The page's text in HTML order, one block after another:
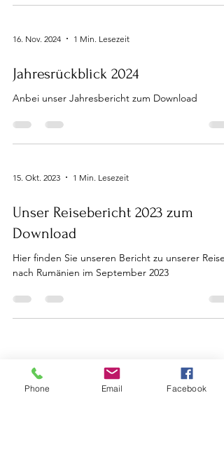
16. Nov. 2024 1 Min. Lesezeit
Jahresrückblick 2024
Anbei unser Jahresbericht zum Download
15. Okt. 2023 1 Min. Lesezeit
Unser Reisebericht 2023 zum
Download
Hier finden Sie unseren Bericht zu unserer Reise
nach Rumänien im September 2023
Ihre Not Nagel e.V.
Phone Email Facebook